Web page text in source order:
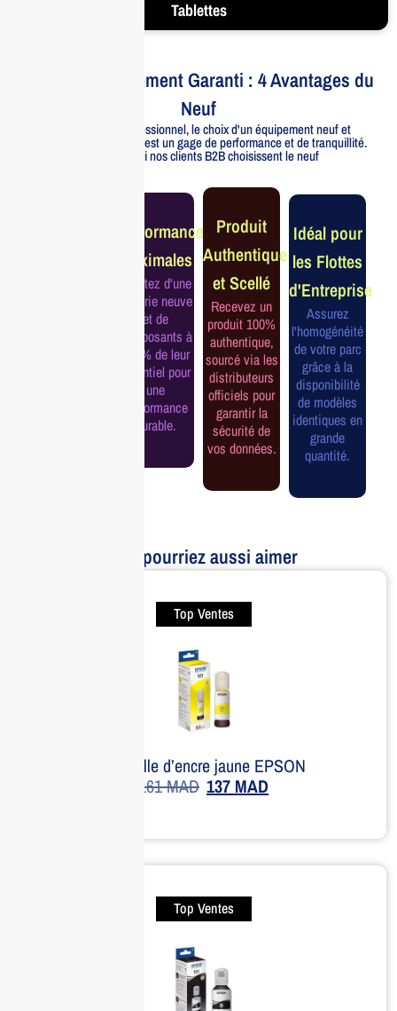
Tablettes
Votre Investissement Garanti : 4 Avantages du
Neuf
Pour un usage professionnel, le choix d'un équipement neuf et
officiellement distribué est un gage de performance et de tranquillité.
Voici pourquoi nos clients B2B choisissent le neuf
Performance
Maximales
Profitez d'une
batterie neuve
et de
composants à
100% de leur
potentiel pour
une
performance
durable.
Produit
Authentique
et Scellé
Recevez un
produit 100%
authentique,
sourcé via les
distributeurs
officiels pour
garantir la
sécurité de
vos données.
Idéal pour
les Flottes
d'Entreprise
Assurez
l'homogénéité
de votre parc
grâce à la
disponibilité
de modèles
identiques en
grande
quantité.
Vous pourriez aussi aimer
Top Ventes
Bouteille d’encre jaune EPSON
161MAD 137 MAD
Top Ventes